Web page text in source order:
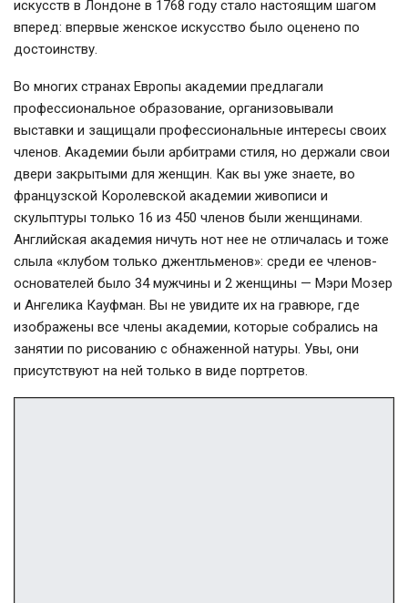
искусств в Лондоне в 1768 году стало настоящим шагом
вперед: впервые женское искусство было оценено по
достоинству.
Во многих странах Европы академии предлагали
профессиональное образование, организовывали
выставки и защищали профессиональные интересы своих
членов. Академии были арбитрами стиля, но держали свои
двери закрытыми для женщин. Как вы уже знаете, во
французской Королевской академии живописи и
скульптуры только 16 из 450 членов были женщинами.
Английская академия ничуть нот нее не отличалась и тоже
слыла «клубом только джентльменов»: среди ее членов-
основателей было 34 мужчины и 2 женщины — Мэри Мозер
и Ангелика Кауфман. Вы не увидите их на гравюре, где
изображены все члены академии, которые собрались на
занятии по рисованию с обнаженной натуры. Увы, они
присутствуют на ней только в виде портретов.